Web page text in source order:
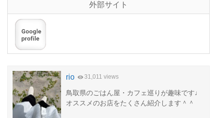
外部サイト
rio 31,011 views
鳥取県のごはん屋・カフェ巡りが趣味です♩
オススメのお店をたくさん紹介します＾＾